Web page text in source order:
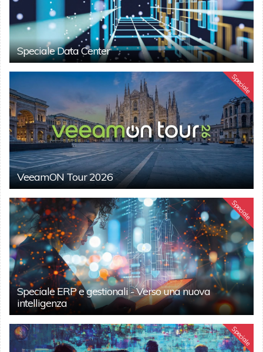
Speciale Data Center
Speciale
VeeamON Tour 2026
Speciale
Speciale ERP e gestionali - Verso una nuova
intelligenza
Speciale